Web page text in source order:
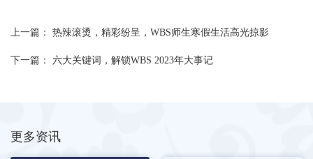
上一篇： 热辣滚烫，精彩纷呈，WBS师生寒假生活高光掠影
下一篇： 六大关键词，解锁WBS 2023年大事记
更多资讯